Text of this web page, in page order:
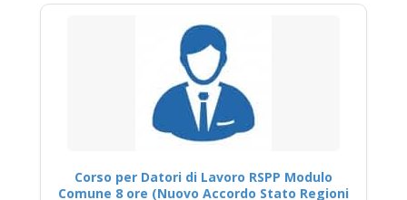
Corso per Datori di Lavoro RSPP Modulo
Comune 8 ore (Nuovo Accordo Stato Regioni